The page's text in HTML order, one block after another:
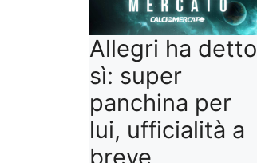
Allegri ha detto
sì: super
panchina per
lui, ufficialità a
breve